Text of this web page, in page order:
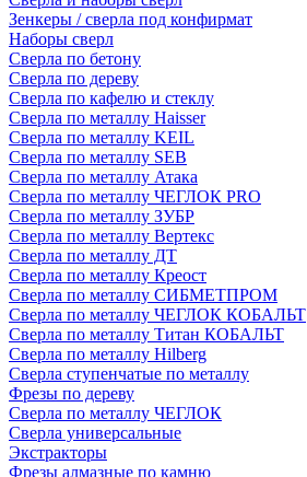
Зенкеры / сверла под конфирмат
Наборы сверл
Сверла по бетону
Сверла по дереву
Сверла по кафелю и стеклу
Сверла по металлу Haisser
Сверла по металлу KEIL
Сверла по металлу SEB
Сверла по металлу Атака
Сверла по металлу ЧЕГЛОК PRO
Сверла по металлу ЗУБР
Сверла по металлу Вертекс
Сверла по металлу ДТ
Сверла по металлу Креост
Сверла по металлу СИБМЕТПРОМ
Сверла по металлу ЧЕГЛОК КОБАЛЬТ
Сверла по металлу Титан КОБАЛЬТ
Сверла по металлу Hilberg
Сверла ступенчатые по металлу
Фрезы по дереву
Сверла по металлу ЧЕГЛОК
Сверла универсальные
Экстракторы
Фрезы алмазные по камню